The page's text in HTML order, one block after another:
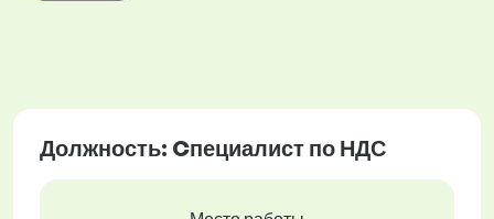
Должность: Cпециалист по НДС